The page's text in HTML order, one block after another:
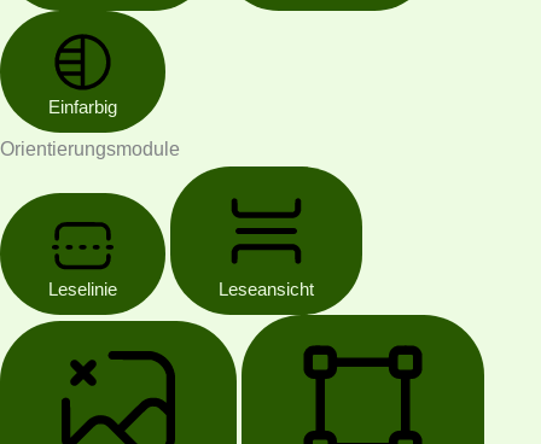
Einfarbig
Orientierungsmodule
Leselinie Leseansicht